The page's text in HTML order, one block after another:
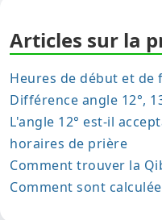
Articles sur la
Heures de début et de
Différence angle 12°,
L'angle 12° est-il
horaires de prière
Comment trouver la
Comment sont